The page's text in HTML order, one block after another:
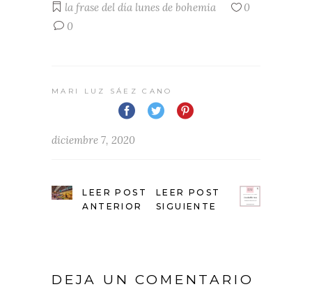
la frase del día lunes de bohemia
0
0
MARI LUZ SÁEZ CANO
diciembre 7, 2020
LEER POST
ANTERIOR
LEER POST
SIGUIENTE
DEJA UN COMENTARIO